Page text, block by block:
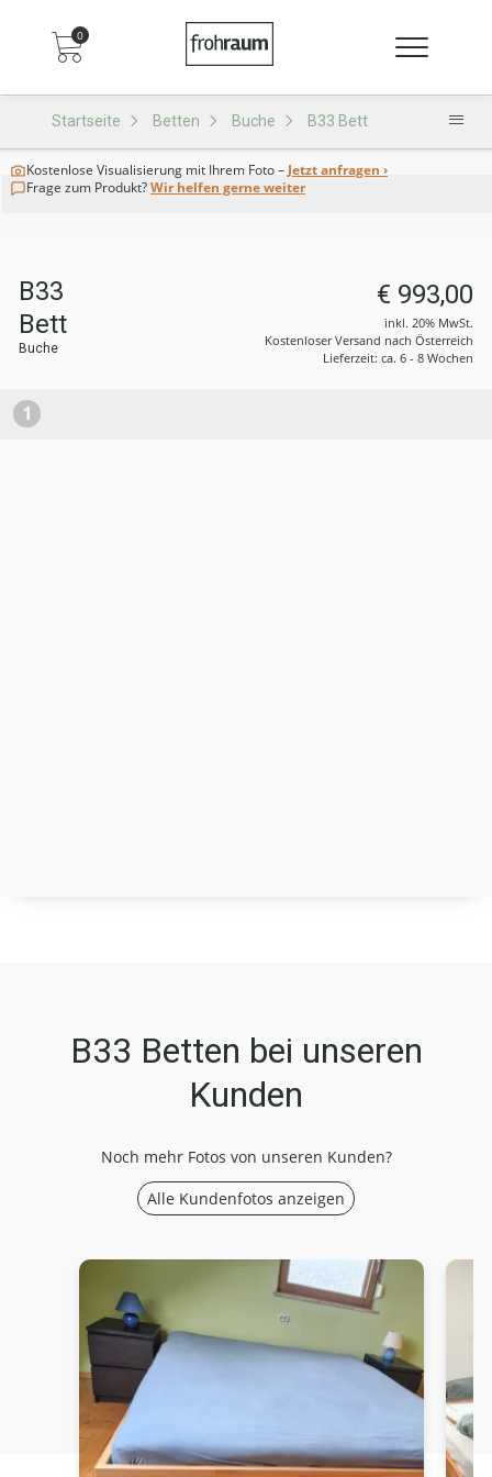
0
Startseite Betten Buche B33 Bett
Kostenlose Visualisierung mit Ihrem Foto – Jetzt anfragen ›
Frage zum Produkt?Wir helfen gerne weiter
B33
Bett
Buche
€ 993,00
inkl. 20% MwSt.
Kostenloser Versand nach Österreich
Lieferzeit: ca. 6 - 8 Wochen
1
B33 Betten bei unseren
Kunden
Noch mehr Fotos von unseren Kunden?
Alle Kundenfotos anzeigen